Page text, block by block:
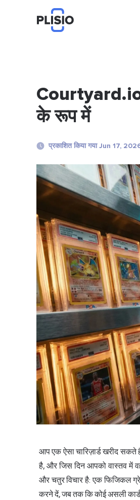
Courtyard.io:
के रूप में
प्रकाशित किया गया Jun 17,
आप एक ऐसा चारिज़ार्ड खरीद
है, और जिस दिन आपको वास्तव में
और चतुर विचार है: एक फिजिकल
करने दें, जब तक कि कोई असली